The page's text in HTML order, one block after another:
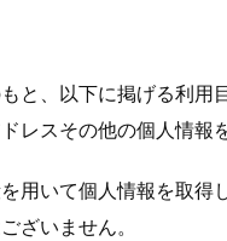
と、以下に掲げる利用
レスその他の個人情報
用いて個人情報を取得
ざいません。